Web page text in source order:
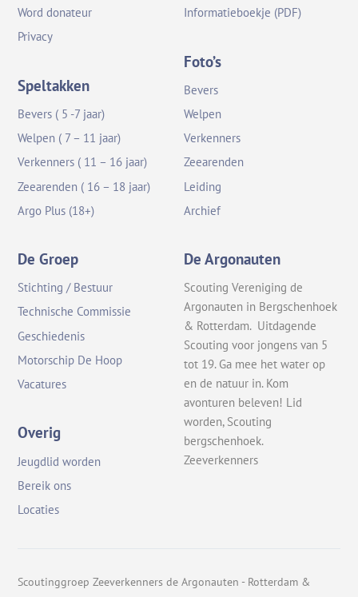
Word donateur
Privacy
Speltakken
Bevers ( 5 -7 jaar)
Welpen ( 7 – 11 jaar)
Verkenners ( 11 – 16 jaar)
Zeearenden ( 16 – 18 jaar)
Argo Plus (18+)
Informatieboekje (PDF)
Foto’s
Bevers
Welpen
Verkenners
Zeearenden
Leiding
Archief
De Groep
Stichting / Bestuur
Technische Commissie
Geschiedenis
Motorschip De Hoop
Vacatures
Overig
Jeugdlid worden
Bereik ons
Locaties
De Argonauten
Scouting Vereniging de
Argonauten in Bergschenhoek
& Rotterdam. Uitdagende
Scouting voor jongens van 5
tot 19. Ga mee het water op
en de natuur in. Kom
avonturen beleven! Lid
worden, Scouting
bergschenhoek.
Zeeverkenners
Scoutinggroep Zeeverkenners de Argonauten - Rotterdam &